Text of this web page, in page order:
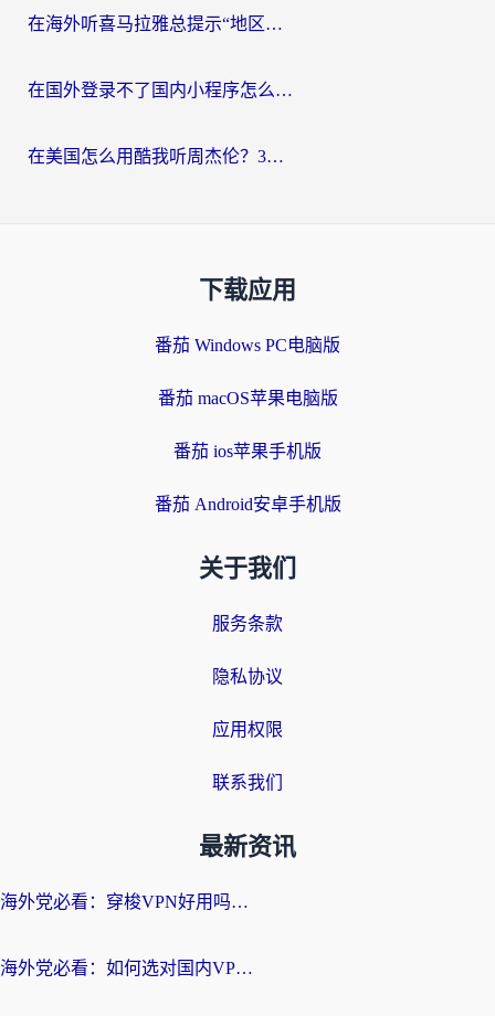
在海外听喜马拉雅总提示“地区限制”？3步轻松解除+听国内音乐全攻略
在国外登录不了国内小程序怎么办？选对回国加速器，轻松解锁国内资源
在美国怎么用酷我听周杰伦？3步搞定海外听歌难题
下载应用
番茄 Windows PC电脑版
番茄 macOS苹果电脑版
番茄 ios苹果手机版
番茄 Android安卓手机版
关于我们
服务条款
隐私协议
应用权限
联系我们
最新资讯
海外党必看：穿梭VPN好用吗？和云帆VPN对比哪个回国效果更好？附真实测评+避坑指南
海外党必看：如何选对国内VPN，实现无缝访问国内资源？